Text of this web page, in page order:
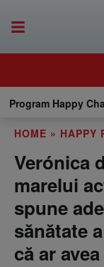
Program Happy
HOME » HAPPY
Verónica
marelui
spune
sănătate
că ar